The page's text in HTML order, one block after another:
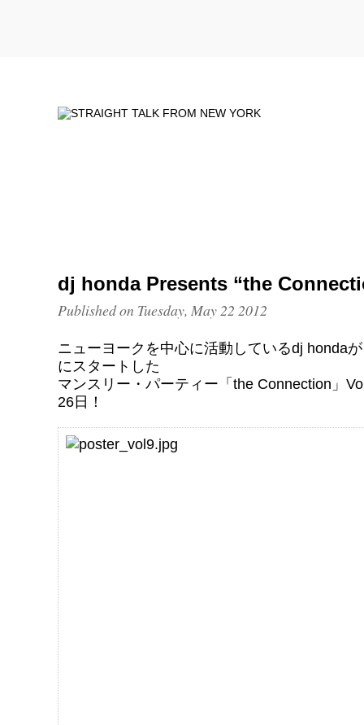
dj honda Presents “the
Published on Tuesday, May 22 2012
ニューヨークを中心に活動しているdj honda
にスタートした
マンスリー・パーティー「the Connection」
26日！